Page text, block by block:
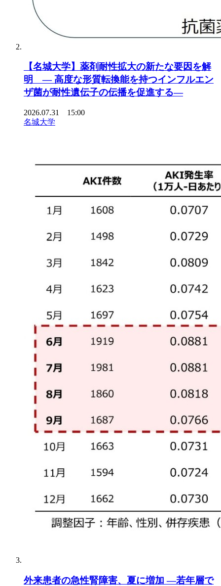
【名城大学】薬剤耐性拡大の新たな要因を解
明 ― 高度な形質転換能を持つインフルエン
ザ菌が耐性遺伝子の伝播を促進する―
2026.07.31 15:00
名城大学
外来患者の急性腎障害、夏に増加 ―若年層で